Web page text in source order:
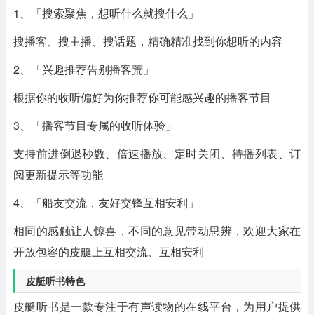
1、「搜索聚焦，想听什么就搜什么」
搜播客、搜主播、搜话题，精确精准找到你想听的内容
2、「兴趣推荐告别播客荒」
根据你的收听偏好为你推荐你可能感兴趣的播客节目
3、「播客节目专属的收听体验」
支持前进倒退秒数、倍速播放、定时关闭、待播列表、订
阅更新提示等功能
4、「船友交流，友好交锋互相安利」
相同的感触让人惊喜，不同的意见带动思辨，欢迎大家在
开放包容的皮艇上互相交流、互相安利
皮艇听书特色
皮艇听书是一款专注于有声读物的在线平台，为用户提供